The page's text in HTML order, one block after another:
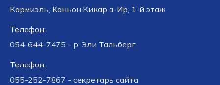
Кармиэль, Каньон Кикар а-Ир, 1-й этаж
Телефон:
054-644-7475 - р. Эли Тальберг
Телефон:
055-252-7867 - секретарь сайта